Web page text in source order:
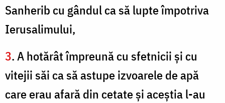
Sanherib cu gândul ca să lupte împotriva
Ierusalimului,
3. A hotărât împreună cu sfetnicii şi cu
vitejii săi ca să astupe izvoarele de apă
care erau afară din cetate şi aceştia l-au